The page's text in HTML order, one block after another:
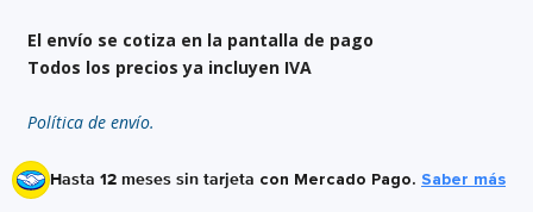
El envío se cotiza en la pantalla de pago
Todos los precios ya incluyen IVA
Política de envío.
Hasta 12 meses sin tarjeta con Mercado Pago. Saber más